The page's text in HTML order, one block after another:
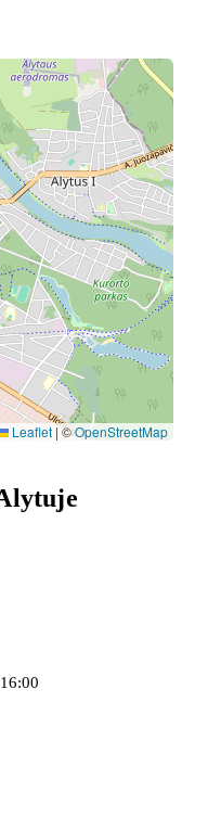
Leaflet |©OpenStreetMap